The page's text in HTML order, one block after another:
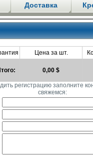
Доставка
Цена за шт.
0,00 $
регистрацию заполните
свяжемся: